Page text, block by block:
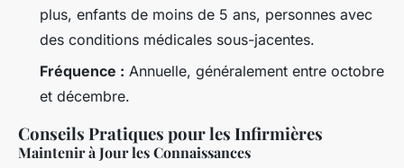
plus, enfants de moins de 5 ans, personnes avec
des conditions médicales sous-jacentes.
Fréquence : Annuelle, généralement entre octobre
et décembre.
Conseils Pratiques pour les Infirmières
Maintenir à Jour les Connaissances